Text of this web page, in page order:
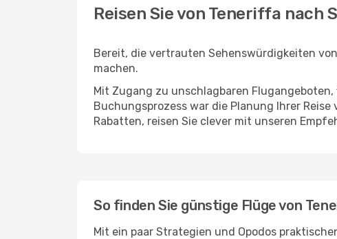
Reisen Sie von Teneriffa nach
Bereit, die vertrauten Sehenswürdigkeiten
machen.
Mit Zugang zu unschlagbaren
Buchungsprozess war die Planung Ihrer
Rabatten, reisen Sie clever mit unseren
So finden Sie günstige Flüge von
Mit ein paar Strategien und Opodos